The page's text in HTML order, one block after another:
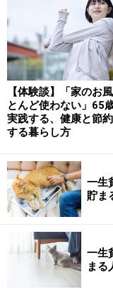
そこで、50代の
から始めましょう
1. 先取り貯金
先取り貯金とは、
金していく方法で
してください。貯
2. 固定費の削減
固定費は一度見直
必ず見直してくだ
いいでしょう。
なり低くなってい
さい。今返済して
【体験談】「家のお
とんど使わない」65
実践する、健康と節
する暮らし方
一生
貯ま
一生
まる